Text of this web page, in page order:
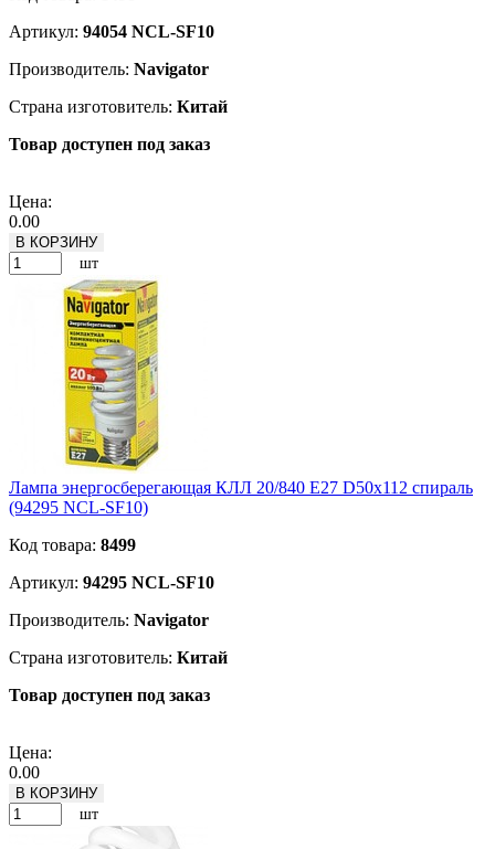
Артикул: 94054 NCL-SF10
Производитель: Navigator
Страна изготовитель: Китай
Товар доступен под заказ
Цена:
0.00
В КОРЗИНУ
шт
Лампа энергосберегающая КЛЛ 20/840 Е27 D50x112 спираль
(94295 NCL-SF10)
Код товара: 8499
Артикул: 94295 NCL-SF10
Производитель: Navigator
Страна изготовитель: Китай
Товар доступен под заказ
Цена:
0.00
В КОРЗИНУ
шт